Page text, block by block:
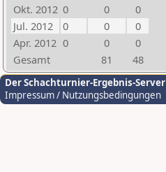
Okt. 2012 0 0
0
Jul. 2012
0 0
0
Apr. 2012 0 0
0
Gesamt
81 48
Der Schachturnier-Ergebnis-Server
Impressum / Nutzungsbedingungen